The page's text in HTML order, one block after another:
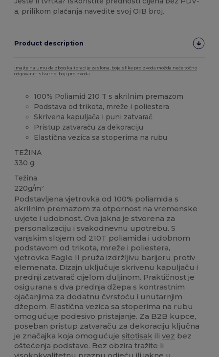
a, prilikom plaćanja navedite svoj OIB broj.
Product description
Imajte na umu da zbog kalibracije zaslona, boja slike proizvoda možda neće točno
odgovarati stvarnoj boji proizvoda.
100% Poliamid 210 T s akrilnim premazom
Podstava od trikota, mreže i poliestera
Skrivena kapuljača i puni zatvarač
Pristup zatvaraču za dekoraciju
Elastična vezica sa stoperima na rubu
TEŽINA
330 g.
Težina
220g/m²
Podstavljena vjetrovka od 100% poliamida s
akrilnim premazom za otpornost na vremenske
uvjete i udobnost. Ova jakna je stvorena za
personalizaciju i svakodnevnu upotrebu. S
vanjskim slojem od 210T poliamida i udobnom
podstavom od trikota, mreže i poliestera,
vjetrovka Eagle II pruža izdržljivu barijeru protiv
elemenata. Dizajn uključuje skrivenu kapuljaču i
prednji zatvarač cijelom duljinom. Praktičnost je
osigurana s dva prednja džepa s kontrastnim
ojačanjima za dodatnu čvrstoću i unutarnjim
džepom. Elastična vezica sa stoperima na rubu
omogućuje podesivo pristajanje. Za B2B kupce,
poseban pristup zatvaraču za dekoraciju ključna
je značajka koja omogućuje sitotisak ilivez bez
oštećenja podstave. Bez obzira tražite li